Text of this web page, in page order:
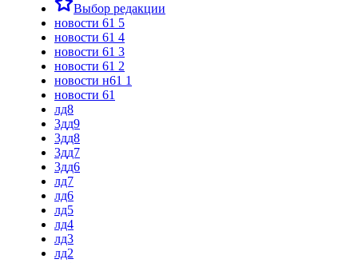
Выбор редакции
новости 61 5
новости 61 4
новости 61 3
новости 61 2
новости н61 1
новости 61
лд8
3дд9
3дд8
3дд7
3дд6
лд7
лд6
лд5
лд4
лд3
лд2